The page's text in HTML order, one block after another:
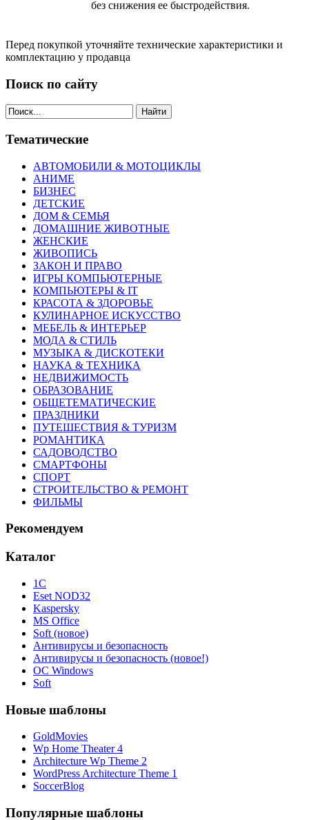
без снижения ее быстродействия.
Перед покупкой уточняйте технические характеристики и
комплектацию у продавца
Поиск по сайту
Найти
Тематические
АВТОМОБИЛИ & МОТОЦИКЛЫ
АНИМЕ
БИЗНЕС
ДЕТСКИЕ
ДОМ & СЕМЬЯ
ДОМАШНИЕ ЖИВОТНЫЕ
ЖЕНСКИЕ
ЖИВОПИСЬ
ЗАКОН И ПРАВО
ИГРЫ КОМПЬЮТЕРНЫЕ
КОМПЬЮТЕРЫ & IT
КРАСОТА & ЗДОРОВЬЕ
КУЛИНАРНОЕ ИСКУССТВО
МЕБЕЛЬ & ИНТЕРЬЕР
МОДА & СТИЛЬ
МУЗЫКА & ДИСКОТЕКИ
НАУКА & ТЕХНИКА
НЕДВИЖИМОСТЬ
ОБРАЗОВАНИЕ
ОБЩЕТЕМАТИЧЕСКИЕ
ПРАЗДНИКИ
ПУТЕШЕСТВИЯ & ТУРИЗМ
РОМАНТИКА
САДОВОДСТВО
СМАРТФОНЫ
СПОРТ
СТРОИТЕЛЬСТВО & РЕМОНТ
ФИЛЬМЫ
Рекомендуем
Каталог
1С
Eset NOD32
Kaspersky
MS Office
Soft (новое)
Антивирусы и безопасность
Антивирусы и безопасность (новое!)
ОС Windows
Soft
Новые шаблоны
GoldMovies
Wp Home Theater 4
Architecture Wp Theme 2
WordPress Architecture Theme 1
SoccerBlog
Популярные шаблоны